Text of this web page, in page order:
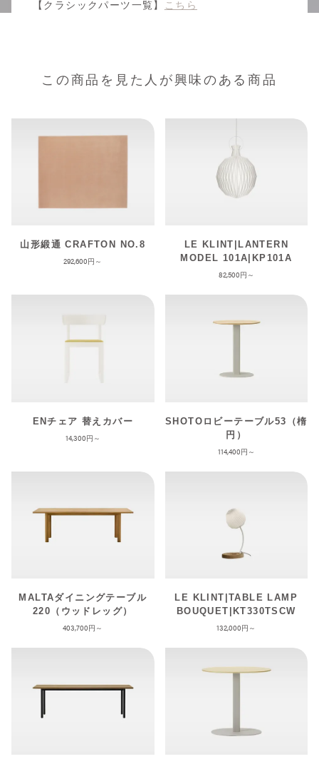
【クラシックパーツ一覧】 こちら
この商品を見た人が興味のある商品
山形緞通 CRAFTON NO.8
292,600
LE KLINT|LANTERN
MODEL 101A|KP101A
82,500
ENチェア 替えカバー
14,300
SHOTOロビーテーブル53（楕
円）
114,400
MALTAダイニングテーブル
220（ウッドレッグ）
403,700
LE KLINT|TABLE LAMP
BOUQUET|KT330TSCW
132,000